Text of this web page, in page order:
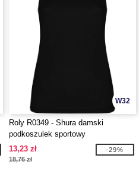
W32
Roly R0349 - Shura damski
podkoszulek sportowy
13,23 zł
18,76 zł
-29%